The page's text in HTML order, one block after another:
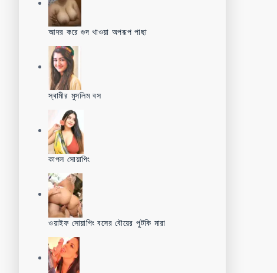
আদর করে গুদ খাওয়া অপরূপ পাছা
স্বামীর মুসলিম বস
কাপল সোয়াপিং
ওয়াইফ সোয়াপিং বসের বৌয়ের পুটকি মারা